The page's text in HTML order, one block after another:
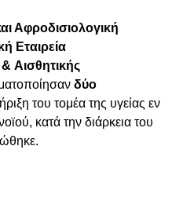
Αφροδισιολογική
Εταιρεία
Αισθητικής
δύο
του τομέα της υγείας εν
κατά την διάρκεια του